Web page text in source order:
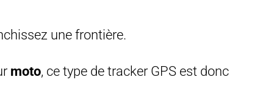
une frontière.
moto, ce type de tracker GPS est donc